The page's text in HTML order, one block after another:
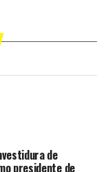
de
presidente de